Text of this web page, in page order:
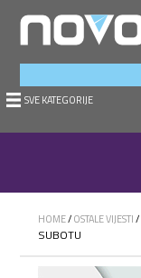
SVE KATEGORIJE
HOME/OSTALE VIJESTI/
SUBOTU